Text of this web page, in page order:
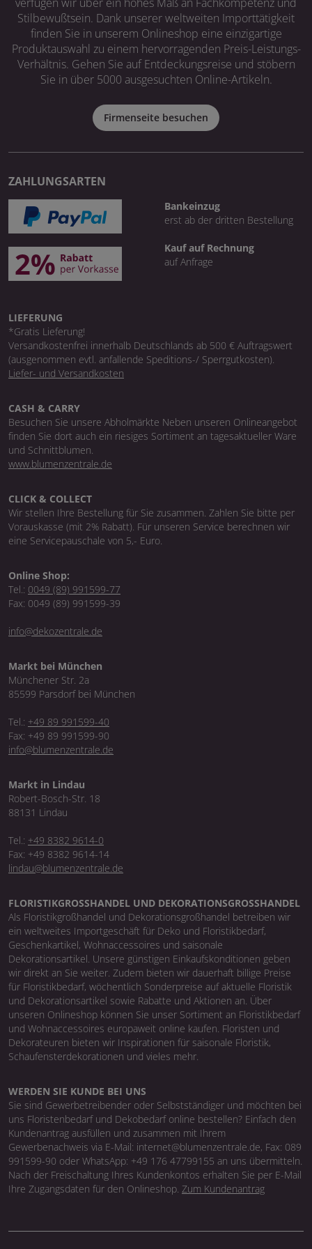
Stilbewußtsein. Dank unserer weltweiten Importtätigkeit
finden Sie in unserem Onlineshop eine einzigartige
Produktauswahl zu einem hervorragenden Preis-Leistungs-
Verhältnis. Gehen Sie auf Entdeckungsreise und stöbern
Sie in über 5000 ausgesuchten Online-Artikeln.
Firmenseite besuchen
ZAHLUNGSARTEN
Bankeinzug
erst ab der dritten Bestellung
Kauf auf Rechnung
auf Anfrage
LIEFERUNG
*Gratis Lieferung!
Versandkostenfrei innerhalb Deutschlands ab 500 € Auftragswert
(ausgenommen evtl. anfallende Speditions-/ Sperrgutkosten).
Liefer- und Versandkosten
CASH & CARRY
Besuchen Sie unsere Abholmärkte Neben unseren Onlineangebot
finden Sie dort auch ein riesiges Sortiment an tagesaktueller Ware
und Schnittblumen.
www.blumenzentrale.de
CLICK & COLLECT
Wir stellen Ihre Bestellung für Sie zusammen. Zahlen Sie bitte per
Vorauskasse (mit 2% Rabatt). Für unseren Service berechnen wir
eine Servicepauschale von 5,- Euro.
Online Shop:
Tel.: 0049 (89) 991599-77
Fax: 0049 (89) 991599-39
info@dekozentrale.de
Markt bei München
Münchener Str. 2a
85599 Parsdorf bei München
Tel.: +49 89 991599-40
Fax: +49 89 991599-90
info@blumenzentrale.de
Markt in Lindau
Robert-Bosch-Str. 18
88131 Lindau
Tel.: +49 8382 9614-0
Fax: +49 8382 9614-14
lindau@blumenzentrale.de
FLORISTIKGROSSHANDEL UND DEKORATIONSGROSSHANDEL
Als Floristikgroßhandel und Dekorationsgroßhandel betreiben wir
ein weltweites Importgeschäft für Deko und Floristikbedarf,
Geschenkartikel, Wohnaccessoires und saisonale
Dekorationsartikel. Unsere günstigen Einkaufskonditionen geben
wir direkt an Sie weiter. Zudem bieten wir dauerhaft billige Preise
für Floristikbedarf, wöchentlich Sonderpreise auf aktuelle Floristik
und Dekorationsartikel sowie Rabatte und Aktionen an. Über
unseren Onlineshop können Sie unser Sortiment an Floristikbedarf
und Wohnaccessoires europaweit online kaufen. Floristen und
Dekorateuren bieten wir Inspirationen für saisonale Floristik,
Schaufensterdekorationen und vieles mehr.
WERDEN SIE KUNDE BEI UNS
Sie sind Gewerbetreibender oder Selbstständiger und möchten bei
uns Floristenbedarf und Dekobedarf online bestellen? Einfach den
Kundenantrag ausfüllen und zusammen mit Ihrem
Gewerbenachweis via E-Mail: internet@blumenzentrale.de, Fax: 089
991599-90 oder WhatsApp: +49 176 47799155 an uns übermitteln.
Nach der Freischaltung Ihres Kundenkontos erhalten Sie per E-Mail
Ihre Zugangsdaten für den Onlineshop. Zum Kundenantrag